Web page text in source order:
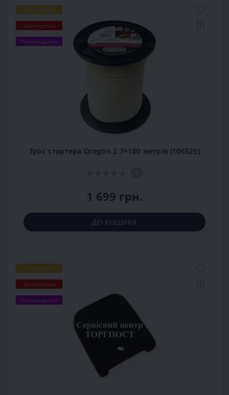
Популярний
Закінчується
Рекомендуємо
Трос стартера Oregon 2.7×100 метрів (106525)
1 699 грн.
ДО КОШИКА
Популярний
Закінчується
Рекомендуємо